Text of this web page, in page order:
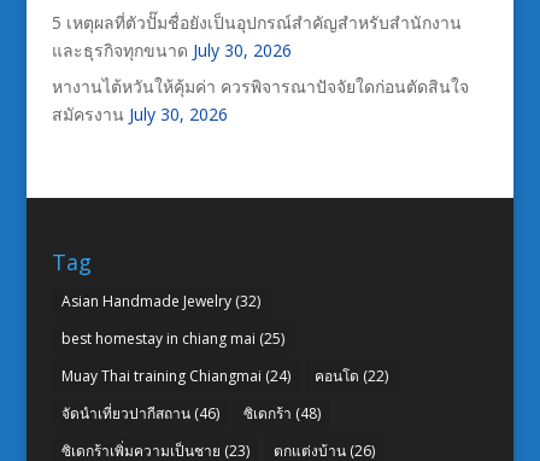
5 เหตุผลที่ตัวปั๊มชื่อยังเป็นอุปกรณ์สำคัญสำหรับสำนักงาน
และธุรกิจทุกขนาด July 30, 2026
หางานไต้หวันให้คุ้มค่า ควรพิจารณาปัจจัยใดก่อนตัดสินใจ
สมัครงาน July 30, 2026
Tag
Asian Handmade Jewelry(32)
best homestay in chiang mai (25)
Muay Thai training Chiangmai (24) คอนโด (22)
จัดนำเที่ยวปากีสถาน(46) ซิเดกร้า (48)
ซิเดกร้าเพิ่มความเป็นชาย (23) ตกแต่งบ้าน(26)